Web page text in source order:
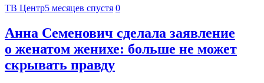
ТВ Центр5 месяцев спустя 0
Анна Семенович сделала заявление
о женатом женихе: больше не может
скрывать правду